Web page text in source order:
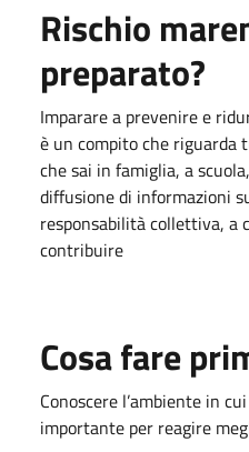
Rischio
preparato?
Imparare a prevenire e
è un compito che riguarda
che sai in famiglia, a
diffusione di informazioni
responsabilità collettiva, a
contribuire
Cosa fare
Conoscere l’ambiente in
importante per reagire